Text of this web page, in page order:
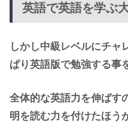
英語で英語を学ぶ
しかし中級レベルにチャ
ぱり英語版で勉強する事
全体的な英語力を伸ばす
明を読む力を付けたほう